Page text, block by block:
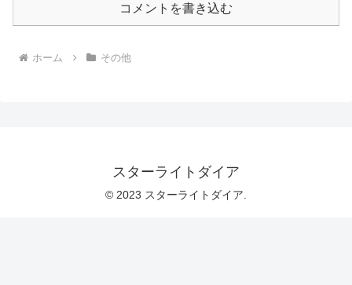
コメントを書き込む
ホーム その他
スターライトダイア
© 2023 スターライトダイア.